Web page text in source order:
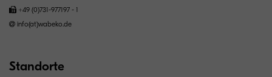
+49 (0)731-977197 - 1
info(at)wabeko.de
Standorte